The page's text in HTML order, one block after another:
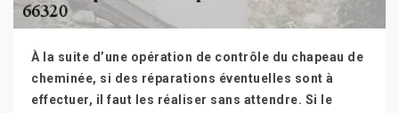
À la suite d’une opération de contrôle du chapeau de
cheminée, si des réparations éventuelles sont à
effectuer, il faut les réaliser sans attendre. Si le